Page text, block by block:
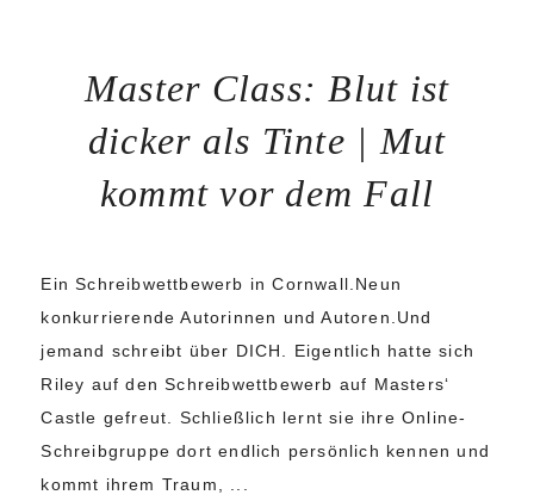
Master Class: Blut ist
dicker als Tinte | Mut
kommt vor dem Fall
Ein Schreibwettbewerb in Cornwall.Neun
konkurrierende Autorinnen und Autoren.Und
jemand schreibt über DICH. Eigentlich hatte sich
Riley auf den Schreibwettbewerb auf Masters‘
Castle gefreut. Schließlich lernt sie ihre Online-
Schreibgruppe dort endlich persönlich kennen und
kommt ihrem Traum, ...